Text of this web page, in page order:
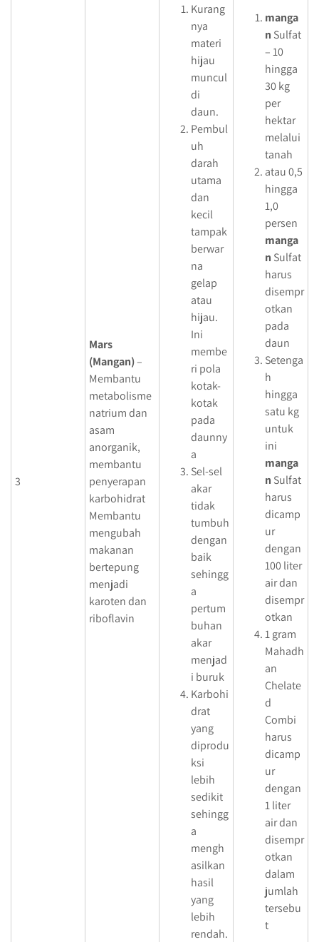
3
Mars
(Mangan)–
Membantu
metabolisme
natrium dan
asam
anorganik,
membantu
penyerapan
karbohidrat
Membantu
mengubah
makanan
bertepung
menjadi
karoten dan
riboflavin
Kurang
nya
materi
hijau
muncul
di
daun.
Pembul
uh
darah
utama
dan
kecil
tampak
berwar
na
gelap
atau
hijau.
Ini
membe
ri pola
kotak-
kotak
pada
daunny
a
Sel-sel
akar
tidak
tumbuh
dengan
baik
sehingg
a
pertum
buhan
akar
menjad
i buruk
Karbohi
drat
yang
diprodu
ksi
lebih
sedikit
sehingg
a
mengh
asilkan
hasil
yang
lebih
rendah.
manga
n Sulfat
– 10
hingga
30 kg
per
hektar
melalui
tanah
atau 0,5
hingga
1,0
persen
manga
n Sulfat
harus
disempr
otkan
pada
daun
Setenga
h
hingga
satu kg
untuk
ini
manga
n Sulfat
harus
dicamp
ur
dengan
100 liter
air dan
disempr
otkan
1 gram
Mahadh
an
Chelate
d
Combi
harus
dicamp
ur
dengan
1 liter
air dan
disempr
otkan
dalam
jumlah
tersebu
t